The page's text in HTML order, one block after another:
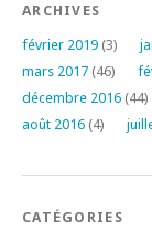
ARCHIVES
février 2019 (3)
mars 2017 (46)
décembre 2016 (44)
août 2016 (4)
CATÉGORIES